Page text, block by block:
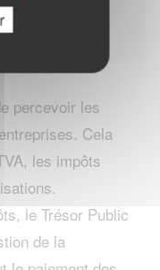
percevoir les
Cela
les impôts
le Trésor Public
de la